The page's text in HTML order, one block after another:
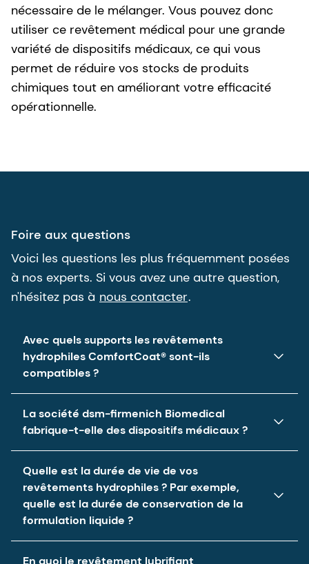
nécessaire de le mélanger. Vous pouvez donc
utiliser ce revêtement médical pour une grande
variété de dispositifs médicaux, ce qui vous
permet de réduire vos stocks de produits
chimiques tout en améliorant votre efficacité
opérationnelle.
Foire aux questions
Voici les questions les plus fréquemment posées
à nos experts. Si vous avez une autre question,
n'hésitez pas à nous contacter.
Avec quels supports les revêtements
hydrophiles ComfortCoat® sont-ils
compatibles ?
Ces revêtements hydrophiles sont
universellement compatibles avec une large
gamme de substrats polymères utilisés dans
l'industrie, notamment : Pebax, nylon, PEEK, PEHD,
PVC (des solutions pour le métal et le silicone
sont en cours de développement).
La société dsm-firmenich Biomedical
fabrique-t-elle des dispositifs médicaux ?
Nous sommes des experts en biomatériaux de
pointe, dotés d'une connaissance approfondie
des revêtements pour dispositifs médicaux et du
développement de produits. Cependant, nous ne
sommes pas un fabricant de dispositifs médicaux
Quelle est la durée de vie de vos
revêtements hydrophiles ? Par exemple,
quelle est la durée de conservation de la
formulation liquide ?
Trois ans (la durée la plus longue du secteur) –
En quoi le revêtement lubrifiant